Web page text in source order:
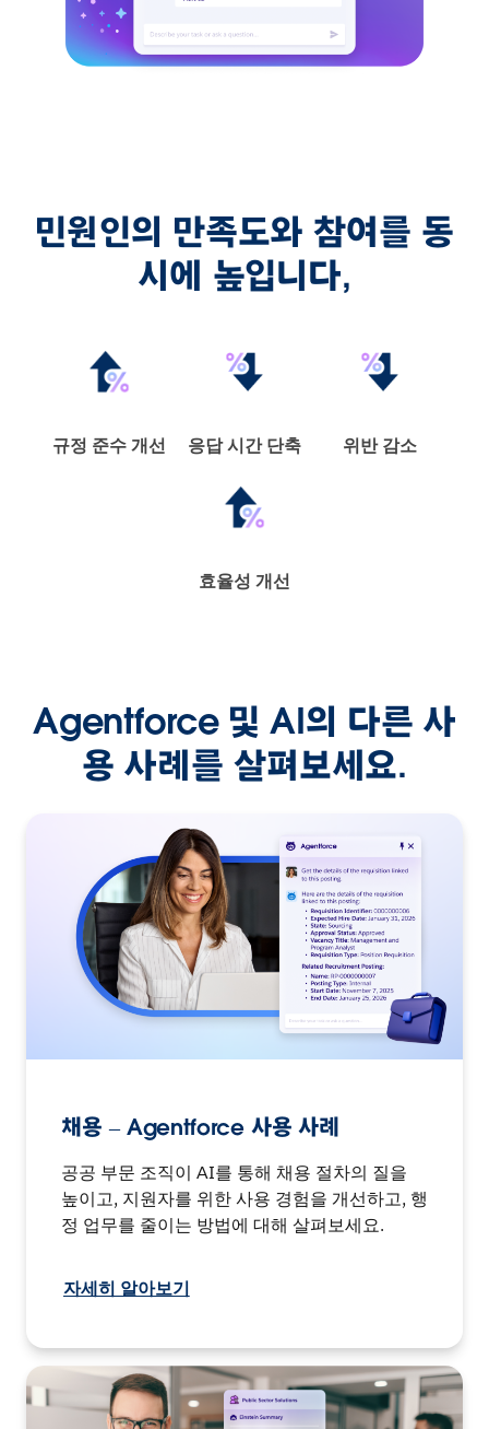
민원인의 만족도와 참여를 동
시에 높입니다,
규정 준수 개선 응답 시간 단축 위반 감소
효율성 개선
Agentforce 및 AI의 다른 사
용 사례를 살펴보세요.
채용 – Agentforce 사용 사례
공공 부문 조직이 AI를 통해 채용 절차의 질을
높이고, 지원자를 위한 사용 경험을 개선하고, 행
정 업무를 줄이는 방법에 대해 살펴보세요.
자세히 알아보기